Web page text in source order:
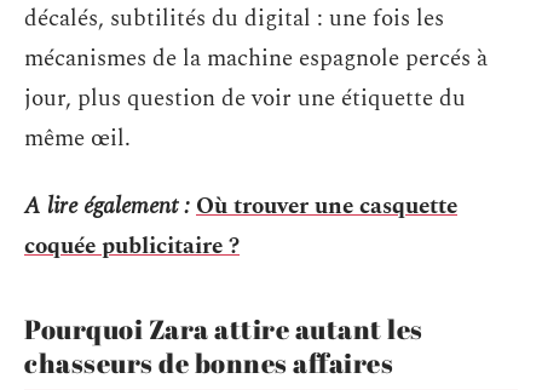
décalés, subtilités du digital : une fois les
mécanismes de la machine espagnole percés à
jour, plus question de voir une étiquette du
même œil.
A lire également :Où trouver une casquette
coquée publicitaire ?
Pourquoi Zara attire autant les
chasseurs de bonnes affaires